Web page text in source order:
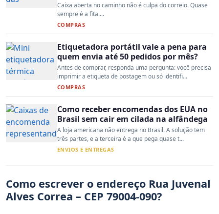
Caixa aberta no caminho não é culpa do correio. Quase
sempre é a fita....
COMPRAS
Etiquetadora portátil vale a pena para
quem envia até 50 pedidos por mês?
Antes de comprar, responda uma pergunta: você precisa
imprimir a etiqueta de postagem ou só identifi...
COMPRAS
Como receber encomendas dos EUA no
Brasil sem cair em cilada na alfândega
A loja americana não entrega no Brasil. A solução tem
três partes, e a terceira é a que pega quase t...
ENVIOS E ENTREGAS
Como escrever o endereço Rua Juvenal
Alves Correa – CEP 79004-090?